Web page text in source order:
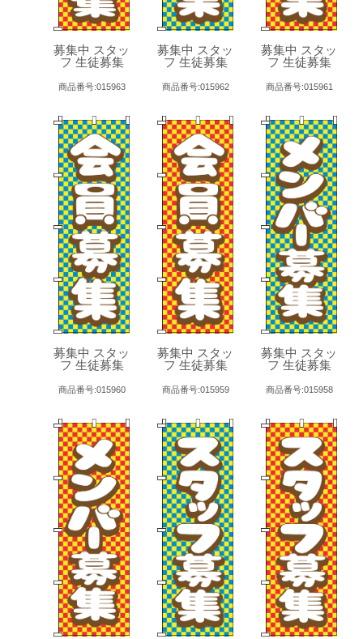
募集中 スタッ
フ 生徒募集
商品番号:015963
募集中 スタッ
フ 生徒募集
商品番号:015962
募集中 スタッ
フ 生徒募集
商品番号:015961
募集中 スタッ
フ 生徒募集
商品番号:015960
募集中 スタッ
フ 生徒募集
商品番号:015959
募集中 スタッ
フ 生徒募集
商品番号:015958